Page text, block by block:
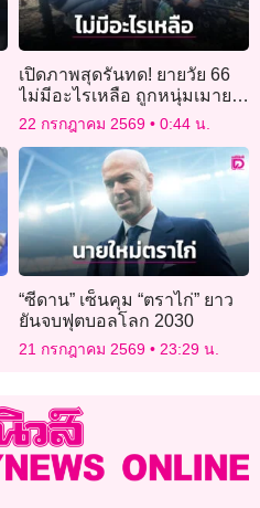
เปิดภาพสุดรันทด! ยายวัย 66
ไม่มีอะไรเหลือ ถูกหนุ่มเมายา
จุดเผาไฟบ้านลามวอด 7 หลัง
22 กรกฎาคม 2569 0:44 น.
“ซีดาน” เซ็นคุม “ตราไก่” ยาว
ยันจบฟุตบอลโลก 2030
21 กรกฎาคม 2569 23:29 น.